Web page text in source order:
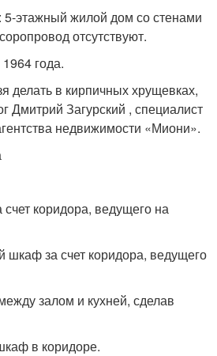
5-этажный жилой дом со стенами
отсутствуют.
года.
делать в кирпичных хрущевках,
Дмитрий Загурский , специалист
недвижимости «Миони».
счет коридора, ведущего на
шкаф за счет коридора, ведущего
залом и кухней, сделав
в коридоре.